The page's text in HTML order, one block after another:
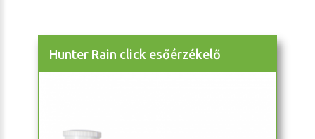
Hunter Rain click esőérzékelő